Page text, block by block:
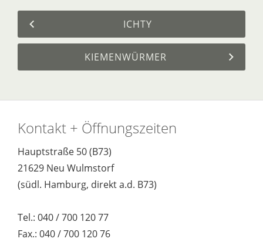
ICHTY
KIEMENWÜRMER
Kontakt + Öffnungszeiten
Hauptstraße 50 (B73)
21629 Neu Wulmstorf
(südl. Hamburg, direkt a.d. B73)
Tel.: 040 / 700 120 77
Fax.: 040 / 700 120 76